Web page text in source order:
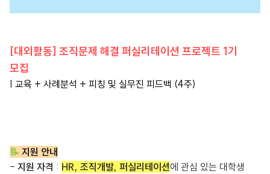
[대외활동] 조직문제 해결 퍼실리테이션 프로젝트 1기
모집
| 교육 + 사례분석 + 피칭 및 실무진 피드백 (4주)
📝 지원 안내
- 지원 자격 : HR, 조직개발, 퍼실리테이션에 관심 있는 대학생